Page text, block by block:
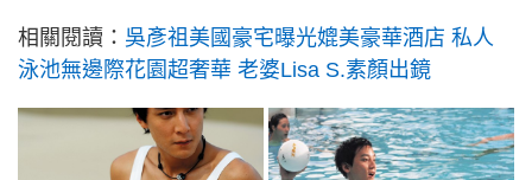
相關閱讀： 吳彥祖美國豪宅曝光媲美豪華酒店 私人
泳池無邊際花園超奢華 老婆Lisa S.素顏出鏡